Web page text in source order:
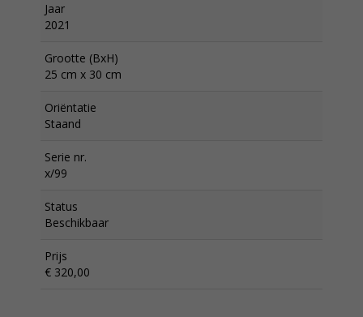
Jaar
2021
Grootte (BxH)
25 cm x 30 cm
Oriëntatie
Staand
Serie nr.
x/99
Status
Beschikbaar
Prijs
€ 320,00